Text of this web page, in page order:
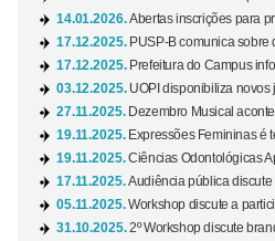
14.01.2026.Abertas inscrições para
17.12.2025. PUSP-B comunica sobre
17.12.2025. Prefeitura do Campus
03.12.2025. UOPI disponibiliza novos
27.11.2025. Dezembro Musical
19.11.2025. Expressões Femininas é
19.11.2025.Ciências Odontológicas
17.11.2025.Audiência pública
05.11.2025.Workshop discute a
31.10.2025.2º Workshop discute